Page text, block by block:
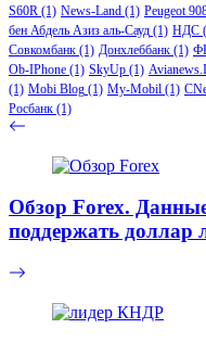
S60R (1) News-Land (1) Peugeot
бен Абдель Азиз аль-Сауд (1) НДС
Совкомбанк (1) Донхлеббанк (1)
Ob-IPhone (1) SkyUp (1)
(1) Mobi Blog (1) My-Mobil (1)
Росбанк (1)
Обзор Forex.
поддержать доллар